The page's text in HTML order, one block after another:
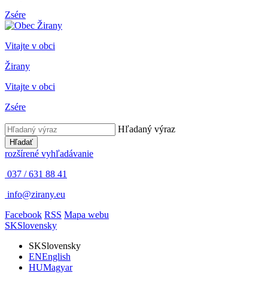
Zsére
Vitajte v obci
Žirany
Vitajte v obci
Zsére
Hľadaný výraz
Hľadať
rozšírené vyhľadávanie
037 / 631 88 41
info@zirany.eu
Facebook RSS Mapa webu
SKSlovensky
SKSlovensky
ENEnglish
HUMagyar